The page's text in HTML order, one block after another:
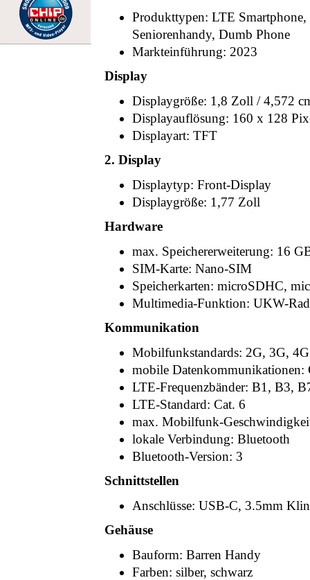
Produkttypen: LTE
Seniorenhandy, Dumb Phone
Markteinführung: 2023
Display
Displaygröße: 1,8 Zoll / 4,572
Displayauflösung: 160 x 128
Displayart: TFT
2. Display
Displaytyp: Front-Display
Displaygröße: 1,77 Zoll
Hardware
max. Speichererweiterung: 16
SIM-Karte: Nano-SIM
Speicherkarten: microSDHC,
Multimedia-Funktion: UKW-
Kommunikation
Mobilfunkstandards: 2G, 3G, 4G
mobile
LTE-Frequenzbänder: B1, B3,
LTE-Standard: Cat. 6
max. Mobilfunk-
lokale Verbindung: Bluetooth
Bluetooth-Version: 3
Schnittstellen
Anschlüsse: USB-C, 3.5mm
Gehäuse
Bauform: Barren Handy
Farben: silber, schwarz